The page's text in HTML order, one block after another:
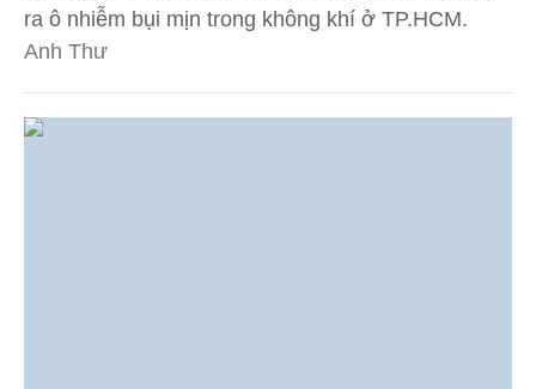
ra ô nhiễm bụi mịn trong không khí ở TP.HCM.
Anh Thư